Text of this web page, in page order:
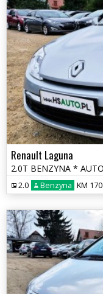
Renault Laguna
2.0 Benzyna KM 170